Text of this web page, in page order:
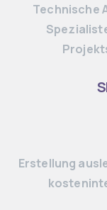
Technische
Erstellung